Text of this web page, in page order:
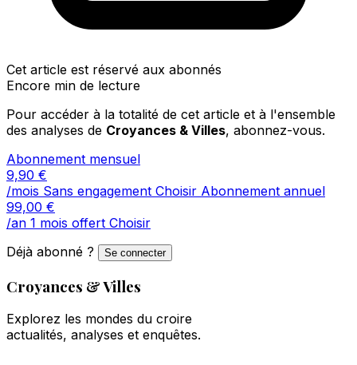
Cet article est réservé aux abonnés
Encore min de lecture
Pour accéder à la totalité de cet article et à l'ensemble
des analyses de Croyances & Villes, abonnez-vous.
Abonnement mensuel
9,90 €
/mois Sans engagement Choisir Abonnement annuel
99,00 €
/an 1 mois offert Choisir
Déjà abonné ?
Se connecter
Croyances & Villes
Explorez les mondes du croire
actualités, analyses et enquêtes.